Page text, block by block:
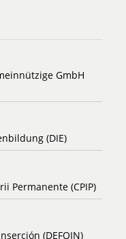
GmbH
(DIE)
Permanente (CPIP)
(DEFOIN)